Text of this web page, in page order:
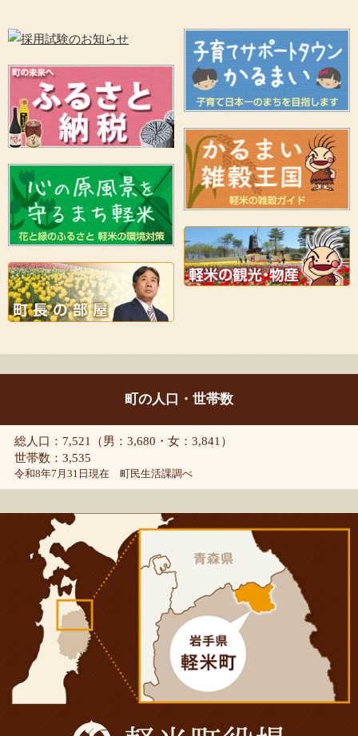
町の人口・世帯数
総人口：7,521（男：3,680・女：3,841）
世帯数：3,535
令和8年7月31日現在 町民生活課調べ